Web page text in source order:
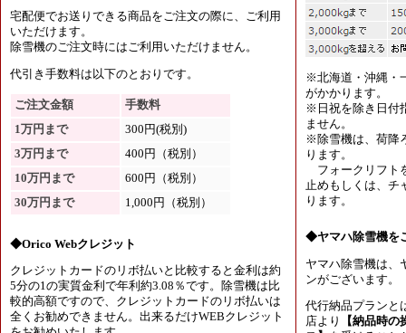
宅配便でお送りできる商品をご注文の際に、ご利用
いただけます。
除雪機のご注文時にはご利用いただけません。
代引き手数料は以下のとおりです。
ご注文金額
手数料
1万円まで
300円(税別)
3万円まで
400円（税別）
10万円まで
600円（税別）
30万円まで
1,000円（税別）
◆Orico Webクレジット
クレジットカードのリボ払いと比較すると金利は約
5分の1の実質金利で年利約3.08％です。除雪機は比
較的高額ですので、クレジットカードのリボ払いは
全くお勧めできません。出来るだけWEBクレジット
※北海道・沖縄・
がかかります。
※日祝を除き日付
ません。
※除雪機は、荷降
ります。
フォークリフト
止めもしくは、チ
ります。
◆ヤマハ除雪機を
ヤマハ除雪機は、
ンがございます。
代行納品プランと
店より
【納品時